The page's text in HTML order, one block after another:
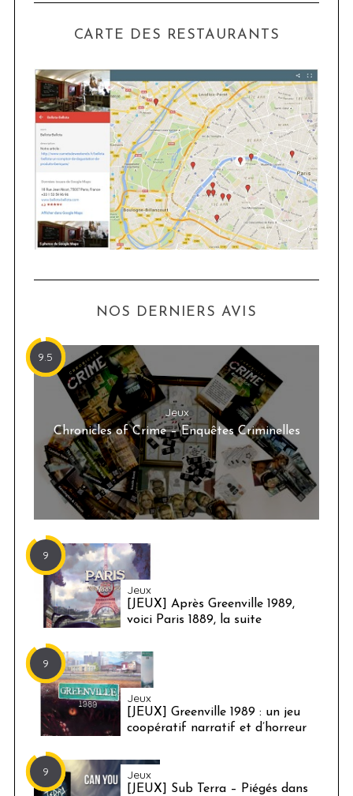
CARTE DES RESTAURANTS
NOS DERNIERS AVIS
9.5
Jeux
Chronicles of Crime – Enquêtes Criminelles
9
Jeux
[JEUX] Après Greenville 1989,
voici Paris 1889, la suite
9
Jeux
[JEUX] Greenville 1989 : un jeu
coopératif narratif et d’horreur
9 Jeux
[JEUX] Sub Terra – Piégés dans